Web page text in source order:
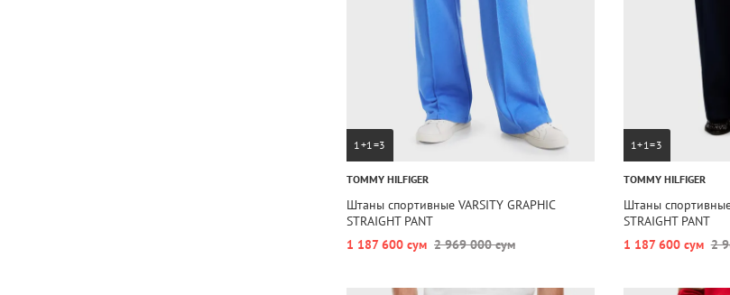
1+1=3
TOMMY HILFIGER
Штаны спортивные VARSITY GRAPHIC
STRAIGHT PANT
1 187 600 сум 2 969 000 сум
1+1=3
TOMMY HILFIGER
Штаны спортивные
STRAIGHT PANT
1 187 600 сум 2